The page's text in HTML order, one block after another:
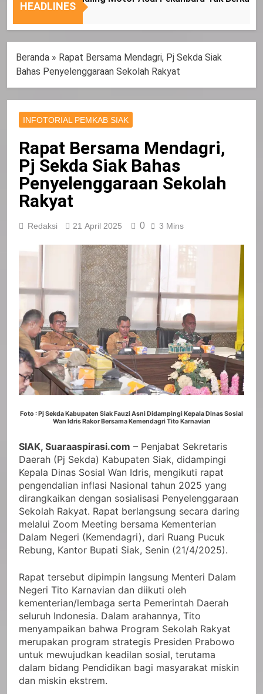
Nasional
Tepat
HEADLINES
Beranda » Rapat Bersama Mendagri, Pj Sekda Siak
Bahas Penyelenggaraan Sekolah Rakyat
INFOTORIAL PEMKAB SIAK
Rapat Bersama Mendagri,
Pj Sekda Siak Bahas
Penyelenggaraan Sekolah
Rakyat
Redaksi 21 April 2025 0 3 Mins
Foto : Pj Sekda Kabupaten Siak Fauzi Asni Didampingi Kepala Dinas Sosial
Wan Idris Rakor Bersama Kemendagri Tito Karnavian
SIAK, Suaraaspirasi.com – Penjabat Sekretaris
Daerah (Pj Sekda) Kabupaten Siak, didampingi
Kepala Dinas Sosial Wan Idris, mengikuti rapat
pengendalian inflasi Nasional tahun 2025 yang
dirangkaikan dengan sosialisasi Penyelenggaraan
Sekolah Rakyat. Rapat berlangsung secara daring
melalui Zoom Meeting bersama Kementerian
Dalam Negeri (Kemendagri), dari Ruang Pucuk
Rebung, Kantor Bupati Siak, Senin (21/4/2025).
Rapat tersebut dipimpin langsung Menteri Dalam
Negeri Tito Karnavian dan diikuti oleh
kementerian/lembaga serta Pemerintah Daerah
seluruh Indonesia. Dalam arahannya, Tito
menyampaikan bahwa Program Sekolah Rakyat
merupakan program strategis Presiden Prabowo
untuk mewujudkan keadilan sosial, terutama
dalam bidang Pendidikan bagi masyarakat miskin
dan miskin ekstrem.